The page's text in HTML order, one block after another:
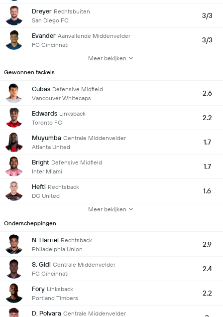
Dreyer Rechtsbuiten
San Diego FC
3/3
Evander Aanvallende Middenvelder
FC Cincinnati
3/3
Meer bekijken
Gewonnen tackels
Cubas Defensive Midfield
Vancouver Whitecaps
2.6
Edwards Linksback
Toronto FC
2.2
Muyumba Centrale Middenvelder
Atlanta United
1.7
Bright Defensive Midfield
Inter Miami
1.7
Hefti Rechtsback
DC United
1.6
Meer bekijken
Onderscheppingen
N. Harriel Rechtsback
Philadelphia Union
2.9
S. Gidi Centrale Middenvelder
FC Cincinnati
2.4
Fory Linksback
Portland Timbers
2.2
D. Polvara Centrale Middenvelder